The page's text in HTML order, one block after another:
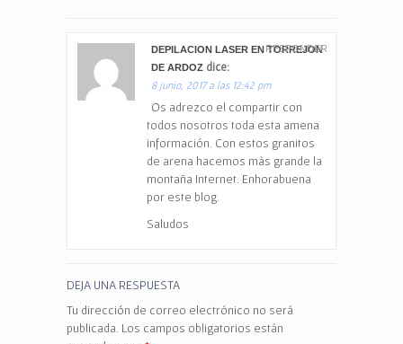
DEPILACION LASER EN TORREJON
DE ARDOZ dice:
8 junio, 2017 a las 12:42 pm
Os adrezco el compartir con
todos nosotros toda esta amena
información. Con estos granitos
de arena hacemos màs grande la
montaña Internet. Enhorabuena
por este blog.
Saludos
RESPONDER
DEJA UNA RESPUESTA
Tu dirección de correo electrónico no será
publicada. Los campos obligatorios están